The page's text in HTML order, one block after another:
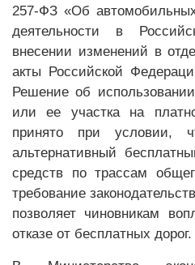
257-ФЗ «Об
деятельности в
внесении изменений в
акты Российской
Решение об
или ее участка на
принято при условии,
альтернативный
средств по трассам
требование
позволяет чиновникам
отказе от бесплатных дорог.